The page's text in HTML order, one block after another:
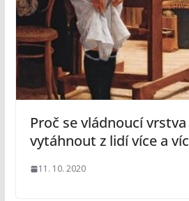
Proč se vládnoucí
vytáhnout z lidí více a
11. 10. 2020